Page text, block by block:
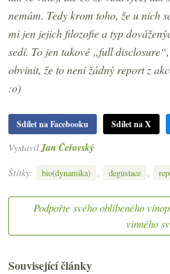
nemám. Tedy krom toho, že u nich
mi jen jejich filozofie a typ
sedí. To jen takové „full
obvinit, že to není žádný report z
:o)
Sdílet na Facebooku Sdílet na X
Vystavil Jan Čeřovský
Štítky:
bio(dynamika) , degustace ,
Podpořte svého oblíbeného
vinného
Související články